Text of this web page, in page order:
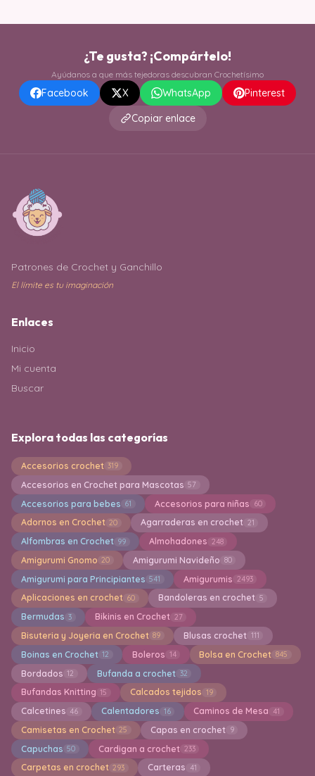
¿Te gusta? ¡Compártelo!
Ayúdanos a que más tejedoras descubran Crochetísimo
Facebook X WhatsApp
Pinterest
Copiar enlace
Patrones de Crochet y Ganchillo
El límite es tu imaginación
Enlaces
Inicio
Mi cuenta
Buscar
Explora todas las categorías
Accesorios crochet 319
Accesorios en Crochet para Mascotas 57
Accesorios para bebes 61 Accesorios para niñas 60
Adornos en Crochet 20 Agarraderas en crochet 21
Alfombras en Crochet 99 Almohadones 248
Amigurumi Gnomo 20 Amigurumi Navideño 80
Amigurumi para Principiantes 541 Amigurumis 2493
Aplicaciones en crochet 60 Bandoleras en crochet 5
Bermudas 3 Bikinis en Crochet 27
Bisuteria y Joyeria en Crochet 89 Blusas crochet 111
Boinas en Crochet 12 Boleros 14 Bolsa en Crochet 845
Bordados 12 Bufanda a crochet 32
Bufandas Knitting 15 Calcados tejidos 19
Calcetines 46 Calentadores 16 Caminos de Mesa 41
Camisetas en Crochet 25 Capas en crochet 9
Capuchas 50 Cardigan a crochet 233
Carpetas en crochet 293 Carteras 41